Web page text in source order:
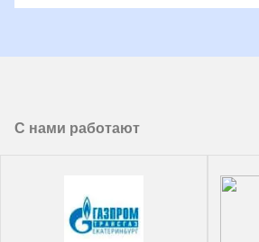
С нами работают